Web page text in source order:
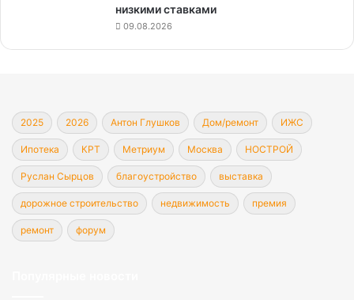
низкими ставками
09.08.2026
2025 2026 Антон Глушков Дом/ремонт ИЖС
Ипотека КРТ Метриум Москва НОСТРОЙ
Руслан Сырцов благоустройство выставка
дорожное строительство недвижимость премия
ремонт форум